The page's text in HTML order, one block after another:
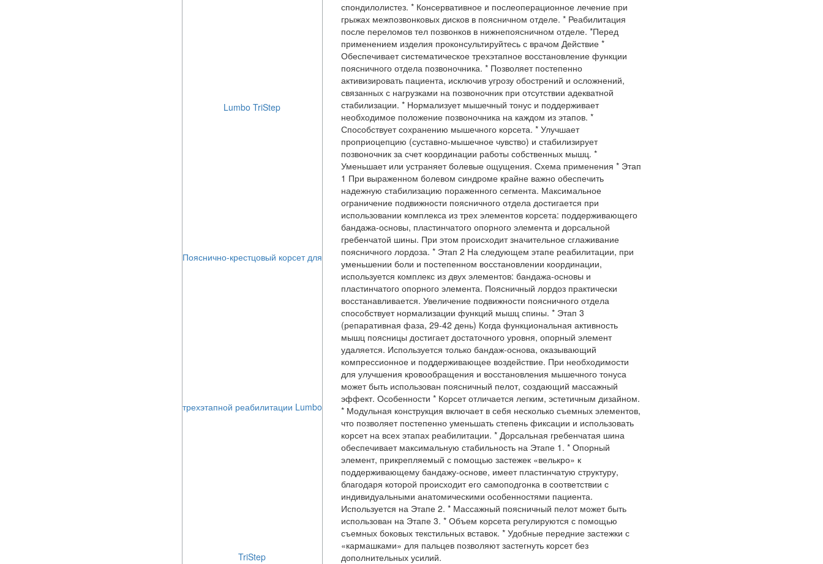
Пояснично-крестцовый корсет для
трехэтапной реабилитации Lumbo
TriStep
спондилолистез. * Консервативное и послеоперационное лечение при
грыжах межпозвонковых дисков в поясничном отделе. * Реабилитация
после переломов тел позвонков в нижнепоясничном отделе. *Перед
применением изделия проконсультируйтесь с врачом Действие *
Обеспечивает систематическое трехэтапное восстановление функции
поясничного отдела позвоночника. * Позволяет постепенно
активизировать пациента, исключив угрозу обострений и осложнений,
связанных с нагрузками на позвоночник при отсутствии адекватной
стабилизации. * Нормализует мышечный тонус и поддерживает
необходимое положение позвоночника на каждом из этапов. *
Способствует сохранению мышечного корсета. * Улучшает
проприоцепцию (суставно-мышечное чувство) и стабилизирует
позвоночник за счет координации работы собственных мышц. *
Уменьшает или устраняет болевые ощущения. Схема применения * Этап
1 При выраженном болевом синдроме крайне важно обеспечить
надежную стабилизацию пораженного сегмента. Максимальное
ограничение подвижности поясничного отдела достигается при
использовании комплекса из трех элементов корсета: поддерживающего
бандажа-основы, пластинчатого опорного элемента и дорсальной
гребенчатой шины. При этом происходит значительное сглаживание
поясничного лордоза. * Этап 2 На следующем этапе реабилитации, при
уменьшении боли и постепенном восстановлении координации,
используется комплекс из двух элементов: бандажа-основы и
пластинчатого опорного элемента. Поясничный лордоз практически
восстанавливается. Увеличение подвижности поясничного отдела
способствует нормализации функций мышц спины. * Этап 3
(репаративная фаза, 29-42 день) Когда функциональная активность
мышц поясницы достигает достаточного уровня, опорный элемент
удаляется. Используется только бандаж-основа, оказывающий
компрессионное и поддерживающее воздействие. При необходимости
для улучшения кровообращения и восстановления мышечного тонуса
может быть использован поясничный пелот, создающий массажный
эффект. Особенности * Корсет отличается легким, эстетичным дизайном.
* Модульная конструкция включает в себя несколько съемных элементов,
что позволяет постепенно уменьшать степень фиксации и использовать
корсет на всех этапах реабилитации. * Дорсальная гребенчатая шина
обеспечивает максимальную стабильность на Этапе 1. * Опорный
элемент, прикрепляемый с помощью застежек «велькро» к
поддерживающему бандажу-основе, имеет пластинчатую структуру,
благодаря которой происходит его самоподгонка в соответствии с
индивидуальными анатомическими особенностями пациента.
Используется на Этапе 2. * Массажный поясничный пелот может быть
использован на Этапе 3. * Объем корсета регулируются с помощью
съемных боковых текстильных вставок. * Удобные передние застежки с
«кармашками» для пальцев позволяют застегнуть корсет без
дополнительных усилий.